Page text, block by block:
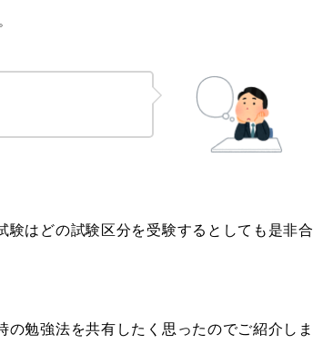
はどの試験区分を受験するとしても是非合
勉強法を共有したく思ったのでご紹介しま